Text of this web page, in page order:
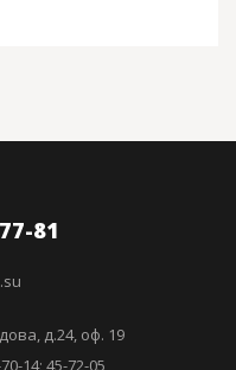
81
д.24, оф. 19
14; 45-72-05